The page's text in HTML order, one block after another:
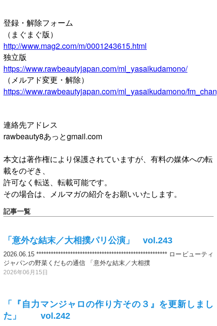
登録・解除フォーム
（まぐまぐ版）
http://www.mag2.com/m/0001243615.html
独立版
https://www.rawbeautyjapan.com/ml_yasaikudamono/
（メルアド変更・解除）
https://www.rawbeautyjapan.com/ml_yasaikudamono/
連絡先アドレス
rawbeauty8あっとgmail.com
本文は著作権により保護されていますが、有料の媒体への転
載をのぞき、
許可なく転送、転載可能です。
その場合は、メルマガの紹介をお願いいたします。
記事一覧
「意外な結末／大相撲パリ公演」 vol.243
2026.06.15 ****************************************************** ロービューティ
ジャパンの野菜くだもの通信 「意外な結末／大相撲
2026年06月15日
「『自力マンジャロの作り方その３』を更新しまし
た」 vol.242